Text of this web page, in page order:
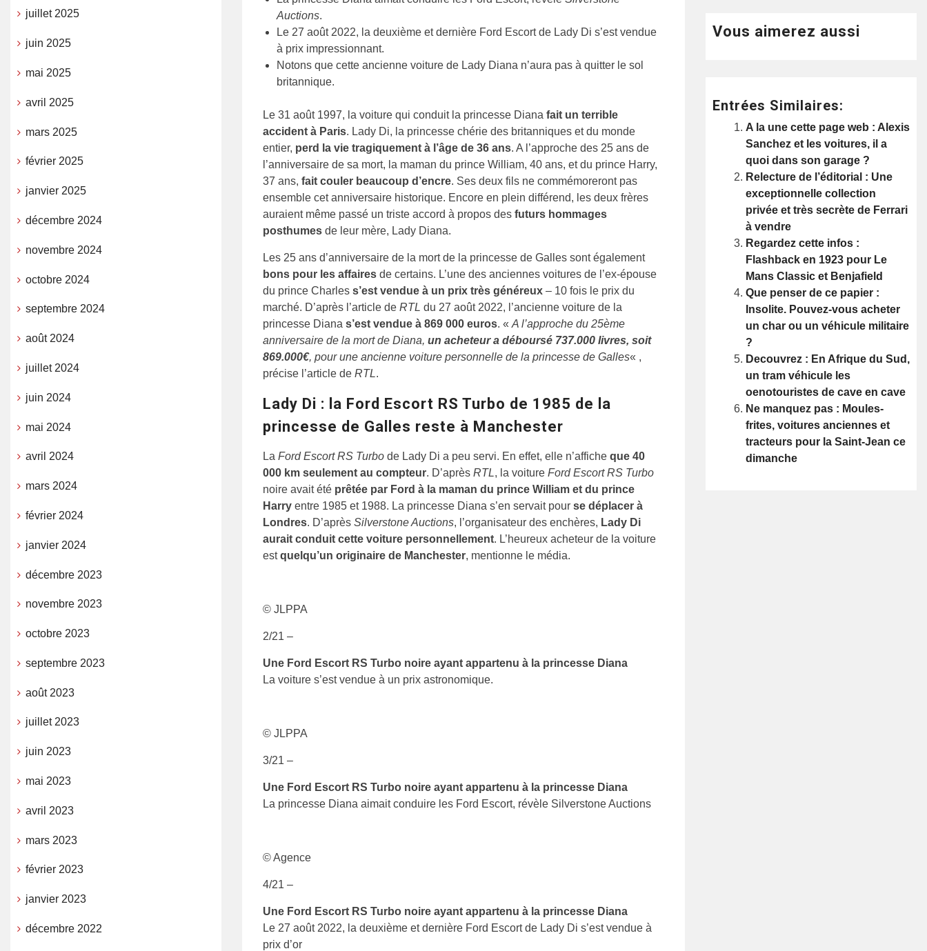
Auctions.
Le 27 août 2022, la deuxième et dernière Ford Escort de Lady Di s’est vendue
à prix impressionnant.
Notons que cette ancienne voiture de Lady Diana n’aura pas à quitter le sol
britannique.
Le 31 août 1997, la voiture qui conduit la princesse Diana fait un terrible
accident à Paris. Lady Di, la princesse chérie des britanniques et du monde
entier, perd la vie tragiquement à l’âge de 36 ans. A l’approche des 25 ans de
l’anniversaire de sa mort, la maman du prince William, 40 ans, et du prince Harry,
37 ans, fait couler beaucoup d’encre. Ses deux fils ne commémoreront pas
ensemble cet anniversaire historique. Encore en plein différend, les deux frères
auraient même passé un triste accord à propos des futurs hommages
posthumes de leur mère, Lady Diana.
Les 25 ans d’anniversaire de la mort de la princesse de Galles sont également
bons pour les affaires de certains. L’une des anciennes voitures de l’ex-épouse
du prince Charles s’est vendue à un prix très généreux – 10 fois le prix du
marché. D’après l’article de RTL du 27 août 2022, l’ancienne voiture de la
princesse Diana s’est vendue à 869 000 euros. « A l’approche du 25ème
anniversaire de la mort de Diana, un acheteur a déboursé 737.000 livres, soit
869.000€, pour une ancienne voiture personnelle de la princesse de Galles« ,
précise l’article de RTL.
Lady Di : la Ford Escort RS Turbo de 1985 de la
princesse de Galles reste à Manchester
La Ford Escort RS Turbo de Lady Di a peu servi. En effet, elle n’affiche que 40
000 km seulement au compteur. D’après RTL, la voiture Ford Escort RS Turbo
noire avait été prêtée par Ford à la maman du prince William et du prince
Harry entre 1985 et 1988. La princesse Diana s’en servait pour se déplacer à
Londres. D’après Silverstone Auctions, l’organisateur des enchères, Lady Di
aurait conduit cette voiture personnellement. L’heureux acheteur de la voiture
estquelqu’un originaire de Manchester, mentionne le média.
© JLPPA
2/21 –
Une Ford Escort RS Turbo noire ayant appartenu à la princesse Diana
La voiture s’est vendue à un prix astronomique.
© JLPPA
3/21 –
Une Ford Escort RS Turbo noire ayant appartenu à la princesse Diana
La princesse Diana aimait conduire les Ford Escort, révèle Silverstone Auctions
© Agence
4/21 –
Une Ford Escort RS Turbo noire ayant appartenu à la princesse Diana
Le 27 août 2022, la deuxième et dernière Ford Escort de Lady Di s’est vendue à
prix d’or
Vous aimerez aussi
Entrées Similaires:
A la une cette page web : Alexis
Sanchez et les voitures, il a
quoi dans son garage ?
Relecture de l’éditorial : Une
exceptionnelle collection
privée et très secrète de Ferrari
à vendre
Regardez cette infos :
Flashback en 1923 pour Le
Mans Classic et Benjafield
Que penser de ce papier :
Insolite. Pouvez-vous acheter
un char ou un véhicule militaire
?
Decouvrez : En Afrique du Sud,
un tram véhicule les
oenotouristes de cave en cave
Ne manquez pas : Moules-
frites, voitures anciennes et
tracteurs pour la Saint-Jean ce
dimanche
juillet 2025
juin 2025
mai 2025
avril 2025
mars 2025
février 2025
janvier 2025
décembre 2024
novembre 2024
octobre 2024
septembre 2024
août 2024
juillet 2024
juin 2024
mai 2024
avril 2024
mars 2024
février 2024
janvier 2024
décembre 2023
novembre 2023
octobre 2023
septembre 2023
août 2023
juillet 2023
juin 2023
mai 2023
avril 2023
mars 2023
février 2023
janvier 2023
décembre 2022